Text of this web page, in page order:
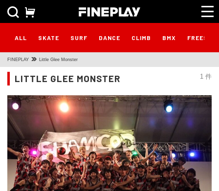
ALL SKATE SURF DANCE CLIMB BMX
FINEPLAY Little Glee Monster
1 件
LITTLE GLEE MONSTER